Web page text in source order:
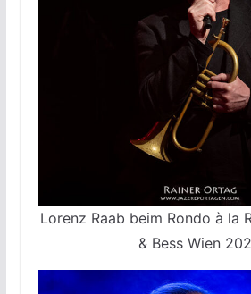
Lorenz Raab beim Rondo à la
& Bess Wien